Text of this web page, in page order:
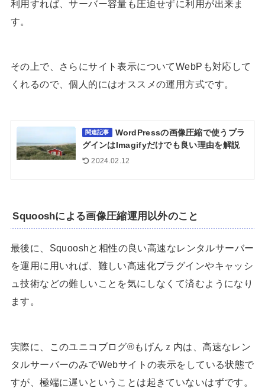
利用すれば、サーバー容量も圧迫せずに利用が出来ま
す。
その上で、さらにサイト表示についてWebPも対応して
くれるので、個人的にはオススメの運用方式です。
関連記事
WordPressの画像圧縮で使うプラ
グインはImagifyだけでも良い理由を解説
2024.02.12
Squooshによる画像圧縮運用以外のこと
最後に、Squooshと相性の良い高速なレンタルサーバー
を運用に用いれば、難しい高速化プラグインやキャッシ
ュ技術などの難しいことを気にしなくて済むようになり
ます。
実際に、このユニコブログ®︎もげんｚ内は、高速なレン
タルサーバーのみでWebサイトの表示をしている状態で
すが、極端に遅いということは起きていないはずです。